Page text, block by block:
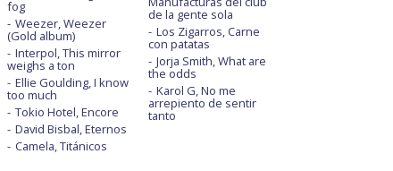
fog
Weezer, Weezer
(Gold album)
Interpol, This mirror
weighs a ton
Ellie Goulding, I know
too much
Tokio Hotel, Encore
David Bisbal, Eternos
Camela, Titánicos
de la gente sola
Los Zigarros, Carne
con patatas
Jorja Smith, What are
the odds
Karol G, No me
arrepiento de sentir
tanto